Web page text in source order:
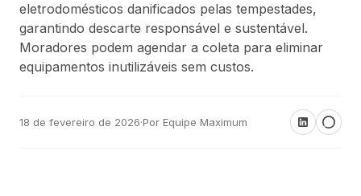
eletrodomésticos danificados pelas tempestades,
garantindo descarte responsável e sustentável.
Moradores podem agendar a coleta para eliminar
equipamentos inutilizáveis sem custos.
18 de fevereiro de 2026·Por Equipe Maximum